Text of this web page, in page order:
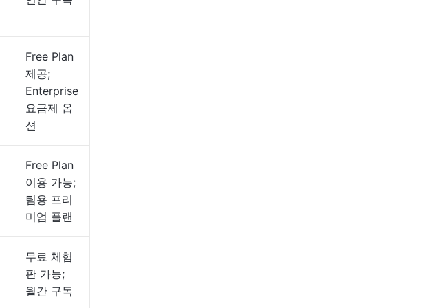
Free Plan
제공;
Enterprise
요금제 옵
션
Free Plan
이용 가능;
팀용 프리
미엄 플랜
무료 체험
판 가능;
월간 구독